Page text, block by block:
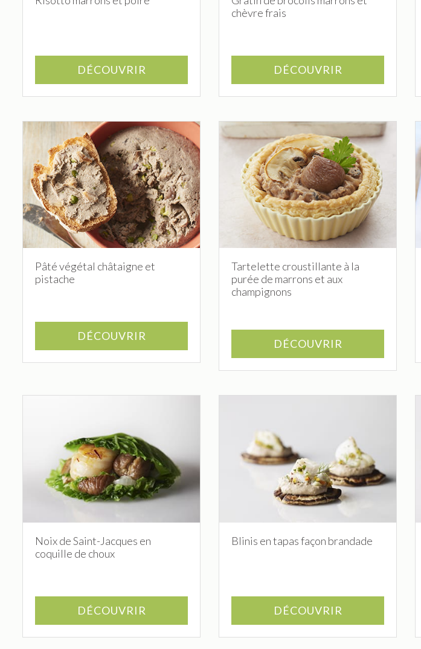
DÉCOUVRIR
chèvre frais
DÉCOUVRIR
Pâté végétal châtaigne et
pistache
DÉCOUVRIR
Tartelette croustillante à la
purée de marrons et aux
champignons
DÉCOUVRIR
Noix de Saint-Jacques en
coquille de choux
DÉCOUVRIR
Blinis en tapas façon brandade
DÉCOUVRIR